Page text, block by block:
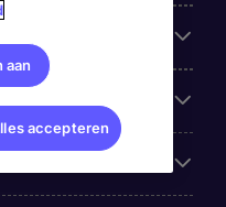
aan
accepteren